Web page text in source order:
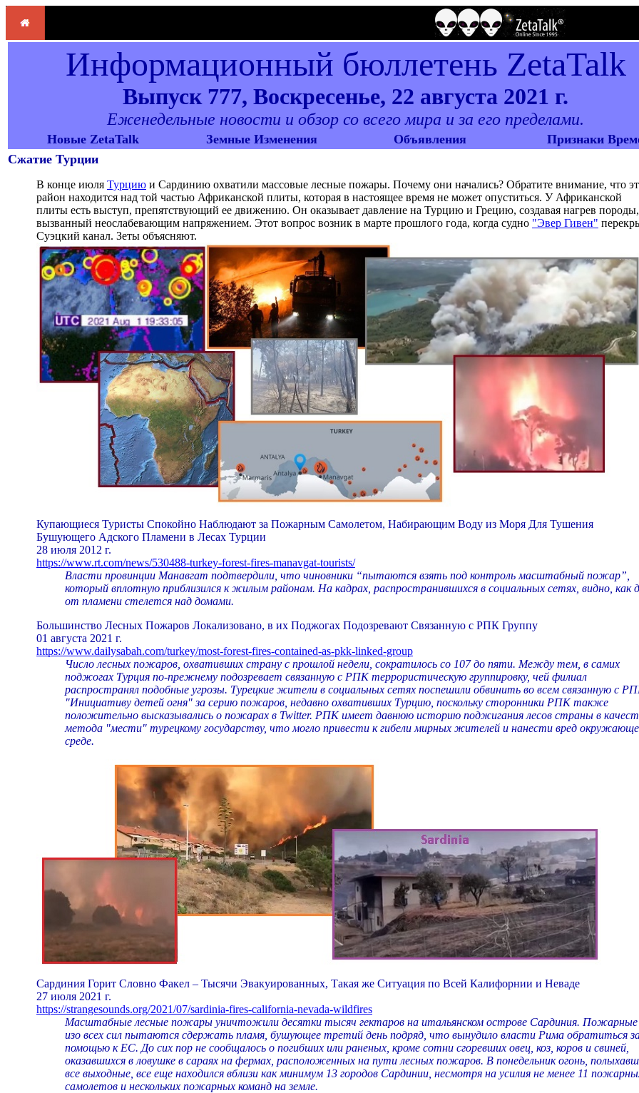
Информационный бюллетень ZetaTalk
Выпуск 777, Воскресенье, 22 августа 2021 г.
Еженедельные новости и обзор со всего мира и за его пределами.
Новые ZetaTalk Земные Изменения Объявления
Признаки
Сжатие Турции
В конце июля Турцию и Сардинию охватили массовые лесные пожары. Почему они начались? Обратите внимание, что
район находится над той частью Африканской плиты, которая в настоящее время не может опуститься. У Африканской
плиты есть выступ, препятствующий ее движению. Он оказывает давление на Турцию и Грецию, создавая нагрев породы,
вызванный неослабевающим напряжением. Этот вопрос возник в марте прошлого года, когда судно "Эвер Гивен"
Суэцкий канал. Зеты объясняют.
Купающиеся Туристы Спокойно Наблюдают за Пожарным Самолетом, Набирающим Воду из Моря Для Тушения
Бушующего Адского Пламени в Лесах Турции
28 июля 2012 г.
https://www.rt.com/news/530488-turkey-forest-fires-manavgat-tourists/
Власти провинции Манавгат подтвердили, что чиновники “пытаются взять под контроль масштабный пожар”,
который вплотную приблизился к жилым районам. На кадрах, распространившихся в социальных сетях, видно, как
от пламени стелется над домами.
Большинство Лесных Пожаров Локализовано, в их Поджогах Подозревают Связанную с РПК Группу
01 августа 2021 г.
https://www.dailysabah.com/turkey/most-forest-fires-contained-as-pkk-linked-group
Число лесных пожаров, охвативших страну с прошлой недели, сократилось со 107 до пяти. Между тем, в самих
поджогах Турция по-прежнему подозревает связанную с РПК террористическую группировку, чей филиал
распространял подобные угрозы. Турецкие жители в социальных сетях поспешили обвинить во всем связанную с
"Инициативу детей огня" за серию пожаров, недавно охвативших Турцию, поскольку сторонники РПК также
положительно высказывались о пожарах в Twitter. РПК имеет давнюю историю поджигания лесов страны в
метода "мести" турецкому государству, что могло привести к гибели мирных жителей и нанести вред
среде.
Сардиния Горит Словно Факел – Тысячи Эвакуированных, Такая же Ситуация по Всей Калифорнии и Неваде
27 июля 2021 г.
https://strangesounds.org/2021/07/sardinia-fires-california-nevada-wildfires
Масштабные лесные пожары уничтожили десятки тысяч гектаров на итальянском острове Сардиния. Пожарные
изо всех сил пытаются сдержать пламя, бушующее третий день подряд, что вынудило власти Рима обратиться
помощью к ЕС. До сих пор не сообщалось о погибших или раненых, кроме сотни сгоревших овец, коз, коров и свиней,
оказавшихся в ловушке в сараях на фермах, расположенных на пути лесных пожаров. В понедельник огонь,
все выходные, все еще находился вблизи как минимум 13 городов Сардинии, несмотря на усилия не менее 11
самолетов и нескольких пожарных команд на земле.